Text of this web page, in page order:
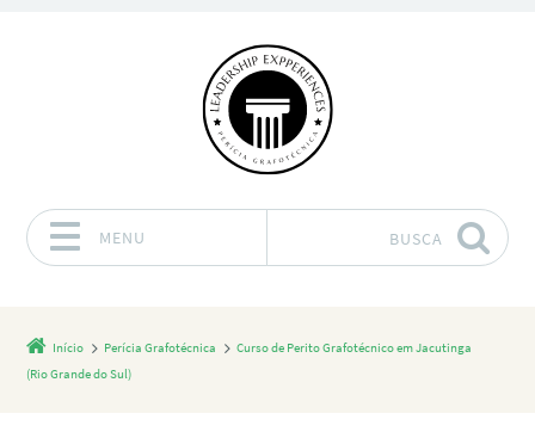
MENU BUSCA
Início Perícia Grafotécnica
Curso de Perito Grafotécnico em Jacutinga
(Rio Grande do Sul)